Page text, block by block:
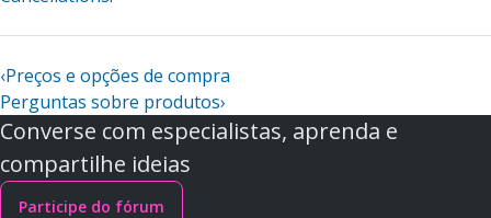
‹Preços e opções de compra
Perguntas sobre produtos›
Converse com especialistas, aprenda e
compartilhe ideias
Participe do fórum